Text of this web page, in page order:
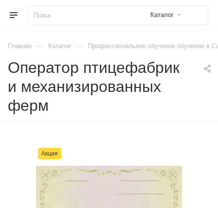
Каталог
Главная — Каталог — Профессиональное обучение обучение в
Оператор птицефабрик
и механизированных
ферм
Акция